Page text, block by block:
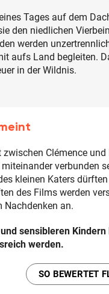
Tages auf dem
den niedlichen
werden
aufs Land begleiten.
in der Wildnis.
zwischen Clémence
verbunden
kleinen Katers
des Films werden
Nachdenken an.
sensibleren
werden.
SO BEWERTET